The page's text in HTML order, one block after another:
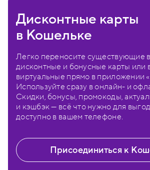
Дисконтные карты
в Кошельке
Легко переносите существующие
дисконтные и бонусные карты или
виртуальные прямо в приложении
Используйте сразу в онлайн- и
Скидки, бонусы, промокоды,
и кэшбэк — всё что нужно для
доступно в вашем телефоне.
Присоединиться к